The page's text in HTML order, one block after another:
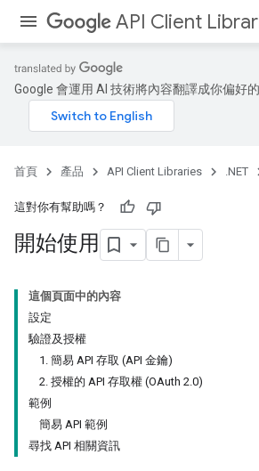
API Client
Google 會運用 AI 技術將內容翻譯成你偏好
首頁 產品 API Client Libraries .NET
這對你有幫助嗎？
開始使用
這個頁面中的內容
設定
驗證及授權
1. 簡易 API 存取 (API 金鑰)
2. 授權的 API 存取權 (OAuth 2.0)
範例
簡易 API 範例
尋找 API 相關資訊